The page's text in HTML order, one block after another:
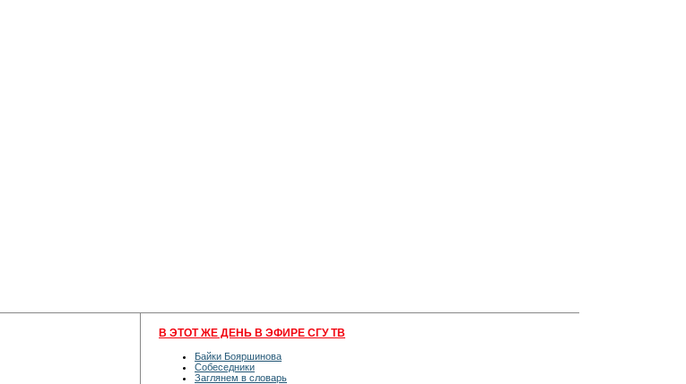
В ЭТОТ ЖЕ ДЕНЬ В ЭФИРЕ СГУ ТВ
Байки Бояршинова
Собеседники
Заглянем в словарь